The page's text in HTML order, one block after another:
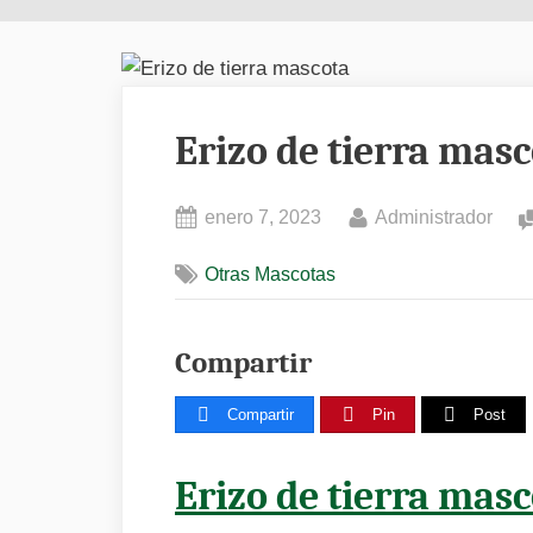
Erizo de tierra
Posted
enero 7, 2023 By
Administrador
Otras Mascotas
Compartir
Compartir Pin Post
Erizo de tierra